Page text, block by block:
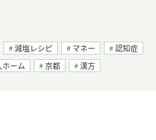
減塩レシピ マネー
認知症
ホーム 京都 漢方